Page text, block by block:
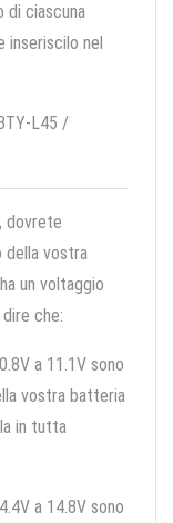
di ciascuna
nel
L45 /
dovrete
della vostra
un voltaggio
che:
a 11.1V sono
vostra batteria
in tutta
a 14.8V sono